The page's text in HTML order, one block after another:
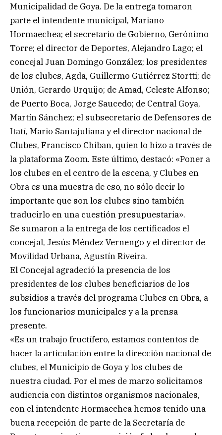
Municipalidad de Goya. De la entrega tomaron
parte el intendente municipal, Mariano
Hormaechea; el secretario de Gobierno, Gerónimo
Torre; el director de Deportes, Alejandro Lago; el
concejal Juan Domingo González; los presidentes
de los clubes, Agda, Guillermo Gutiérrez Stortti; de
Unión, Gerardo Urquijo; de Amad, Celeste Alfonso;
de Puerto Boca, Jorge Saucedo; de Central Goya,
Martín Sánchez; el subsecretario de Defensores de
Itatí, Mario Santajuliana y el director nacional de
Clubes, Francisco Chiban, quien lo hizo a través de
la plataforma Zoom. Este último, destacó: «Poner a
los clubes en el centro de la escena, y Clubes en
Obra es una muestra de eso, no sólo decir lo
importante que son los clubes sino también
traducirlo en una cuestión presupuestaria».
Se sumaron a la entrega de los certificados el
concejal, Jesús Méndez Vernengo y el director de
Movilidad Urbana, Agustín Riveira.
El Concejal agradeció la presencia de los
presidentes de los clubes beneficiarios de los
subsidios a través del programa Clubes en Obra, a
los funcionarios municipales y a la prensa
presente.
«Es un trabajo fructífero, estamos contentos de
hacer la articulación entre la dirección nacional de
clubes, el Municipio de Goya y los clubes de
nuestra ciudad. Por el mes de marzo solicitamos
audiencia con distintos organismos nacionales,
con el intendente Hormaechea hemos tenido una
buena recepción de parte de la Secretaría de